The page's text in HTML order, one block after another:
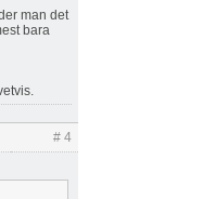
man det
bara
# 4